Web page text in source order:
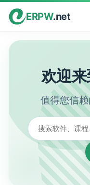
ERPW.net
欢迎
值得您信